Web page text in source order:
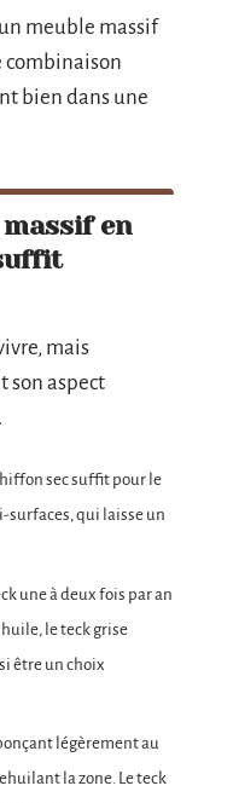
meuble massif
combinaison
bien dans une
en
mais
son aspect
sec suffit pour le
qui laisse un
une à deux fois par an
le teck grise
être un choix
légèrement au
la zone. Le teck